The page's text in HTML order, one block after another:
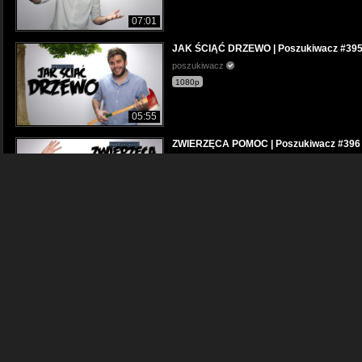
07:01
05:55
JAK ŚCIĄĆ DRZEWO | Poszukiwacz #395
poszukiwacz
1080p
ZWIERZĘCA POMOC | Poszukiwacz #396